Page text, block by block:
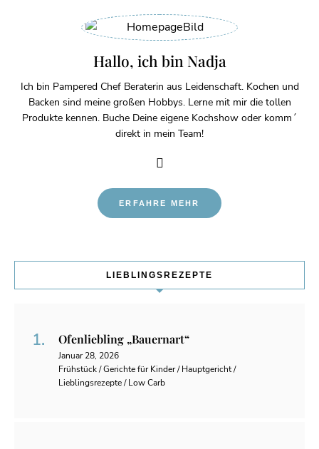
Hallo, ich bin Nadja
Ich bin Pampered Chef Beraterin aus Leidenschaft. Kochen und
Backen sind meine großen Hobbys. Lerne mit mir die tollen
Produkte kennen. Buche Deine eigene Kochshow oder komm´
direkt in mein Team!
ERFAHRE MEHR
LIEBLINGSREZEPTE
Ofenliebling „Bauernart“
Januar 28, 2026
Frühstück / Gerichte für Kinder / Hauptgericht /
Lieblingsrezepte / Low Carb